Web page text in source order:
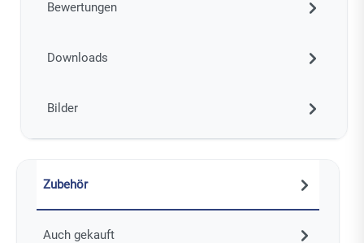
Bewertungen
Downloads
Bilder
Zubehör
Auch gekauft